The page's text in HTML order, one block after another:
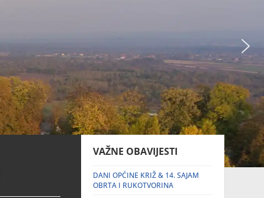
VAŽNE OBAVIJESTI
DANI OPĆINE KRIŽ & 14. SAJAM
OBRTA I RUKOTVORINA